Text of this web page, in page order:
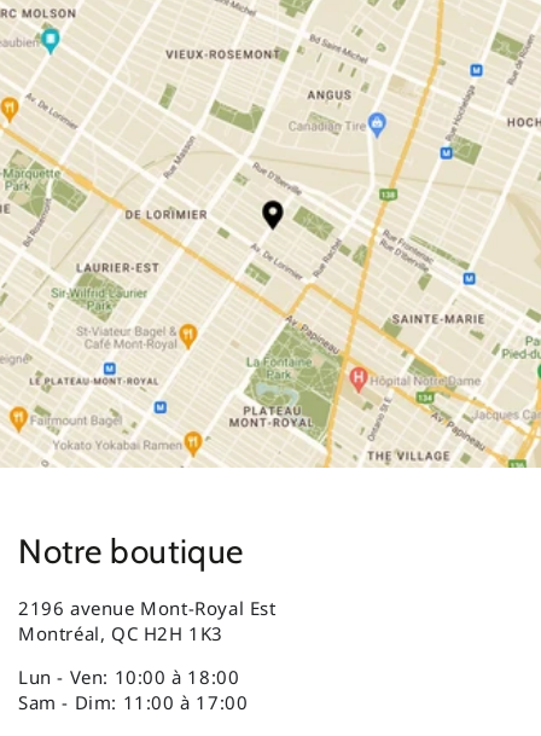
Notre boutique
2196 avenue Mont-Royal Est
Montréal, QC H2H 1K3
Lun - Ven: 10:00 à 18:00
Sam - Dim: 11:00 à 17:00